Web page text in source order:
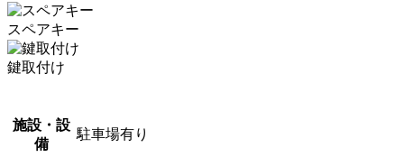
スペアキー
鍵取付け
施設・設
備
駐車場有り